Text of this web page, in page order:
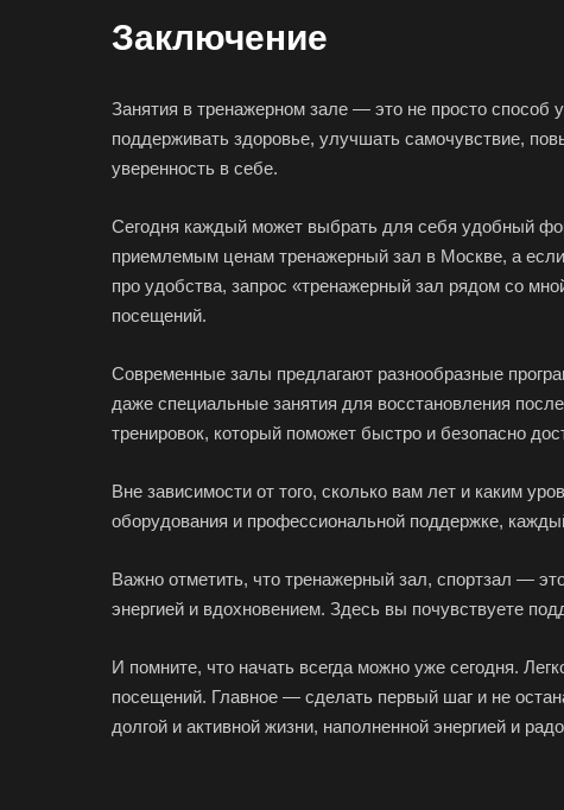
Заключение
Занятия в тренажерном зале — это не просто
поддерживать здоровье, улучшать самочувствие,
уверенность в себе.
Сегодня каждый может выбрать для себя удобный
приемлемым ценам тренажерный зал в Москве, а
про удобства, запрос «тренажерный зал рядом со
посещений.
Современные залы предлагают разнообразные
даже специальные занятия для восстановления
тренировок, который поможет быстро и безопасно
Вне зависимости от того, сколько вам лет и каким
оборудования и профессиональной поддержке,
Важно отметить, что тренажерный зал, спортзал —
энергией и вдохновением. Здесь вы почувствуете
И помните, что начать всегда можно уже сегодня.
посещений. Главное — сделать первый шаг и не
долгой и активной жизни, наполненной энергией и